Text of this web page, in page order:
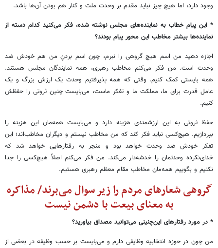
وجود دارد، اما هیچ چیز نباید مقدم بر وحدت ملت و کنار هم بودن آن‌ها باشد.
* این پیام خطاب به نماینده‌های مجلس نوشته شده، فکر می‌کنید کدام دسته از
نماینده‌ها بیشتر مخاطب این محور پیام بودند؟
اجازه دهید من اسم هیچ گروهی را نبرم، چون اسم بردنِ من هم خودش ضد
وحدت است. من فکر می‌کنم مخاطب رهبری، همه نمایندگان مجلس هستند.
همه بایستی کمک کنیم. وقتی که همه پذیرفتیم وحدت یک ارزش بزرگ و یک
عامل قدرت برای ما، مملکت ما و تفکر ماست، می‌بایست چنین ثروتی را حفظش
کنیم.
حفظ ثروتی به این ارزشمندی هزینه دارد و می‌بایست همه‌مان این هزینه را
بپردازیم. هیچ‌کسی نباید فکر کند که من مخاطب نیستم و دیگران مخاطب‌اند؛ این
تفکر خودش ضد وحدت خواهد بود و منجر به رفتارهایی خواهد شد که
خدای‌نکرده وحدتمان را خدشه‌دار می‌کند. من فکر می‌کنم اصلاً هیچ‌کسی را جدا
نکنیم و بگوییم همه‌مان مخاطب مقام معظم رهبری هستیم.
گروهی شعارهای مردم را زیر سوال می‌برند/ مذاکره
به معنای بیعت با دشمن نیست
* در مورد رفتارهای این‌چنینی می‌توانید مصداق بیاورید؟
من چون در حوزه انتخابیه وظایفی دارم و می‌بایست بر حسب وظیفه در بعضی از